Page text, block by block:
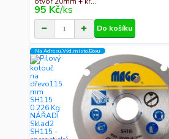
95 Kč/ks
Do košíku
Na Adresu,Výd.místo,Boxu